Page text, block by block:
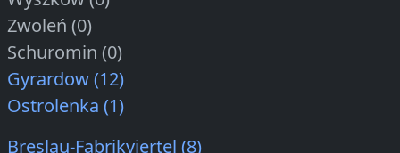
Zwoleń (0)
Schuromin (0)
Gyrardow (12)
Ostrolenka (1)
Breslau-Fabrikviertel (8)